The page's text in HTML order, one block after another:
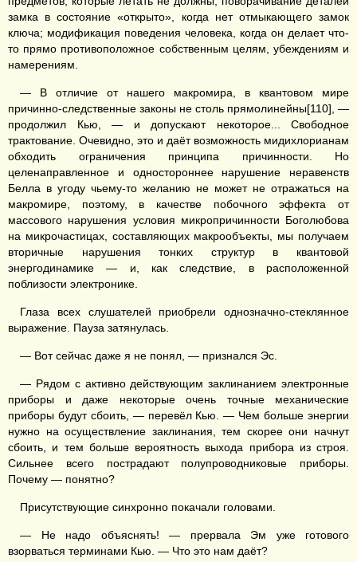
замка в состояние «открыто», когда нет отмыкающего замок
ключа; модификация поведения человека, когда он делает что-
то прямо противоположное собственным целям, убеждениям и
намерениям.
— В отличие от нашего макромира, в квантовом мире
причинно-следственные законы не столь прямолинейны[110], —
продолжил Кью, — и допускают некоторое... Свободное
трактование. Очевидно, это и даёт возможность мидихлорианам
обходить ограничения принципа причинности. Но
целенаправленное и одностороннее нарушение неравенств
Белла в угоду чьему-то желанию не может не отражаться на
макромире, поэтому, в качестве побочного эффекта от
массового нарушения условия микропричинности Боголюбова
на микрочастицах, составляющих макрообъекты, мы получаем
вторичные нарушения тонких структур в квантовой
энергодинамике — и, как следствие, в расположенной
поблизости электронике.
Глаза всех слушателей приобрели однозначно-стеклянное
выражение. Пауза затянулась.
— Вот сейчас даже я не понял, — признался Эс.
— Рядом с активно действующим заклинанием электронные
приборы и даже некоторые очень точные механические
приборы будут сбоить, — перевёл Кью. — Чем больше энергии
нужно на осуществление заклинания, тем скорее они начнут
сбоить, и тем больше вероятность выхода прибора из строя.
Сильнее всего пострадают полупроводниковые приборы.
Почему — понятно?
Присутствующие синхронно покачали головами.
— Не надо объяснять! — прервала Эм уже готового
взорваться терминами Кью. — Что это нам даёт?